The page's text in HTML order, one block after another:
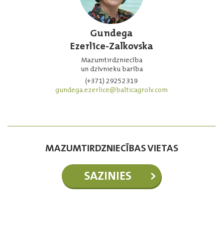
Gundega
Ezerlīce-Zalkovska
Mazumtirdzniecība
un dzīvnieku barība
(+371) 29252319
gundega.ezerlice@balticagrolv.com
MAZUMTIRDZNIECĪBAS VIETAS
SAZINIES